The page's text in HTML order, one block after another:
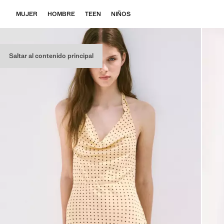
Saltar al contenido principal
MUJER HOMBRE TEEN NIÑOS